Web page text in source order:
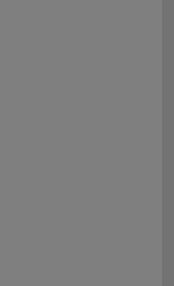
позволяет
Минск, пр-т
показывать
которые